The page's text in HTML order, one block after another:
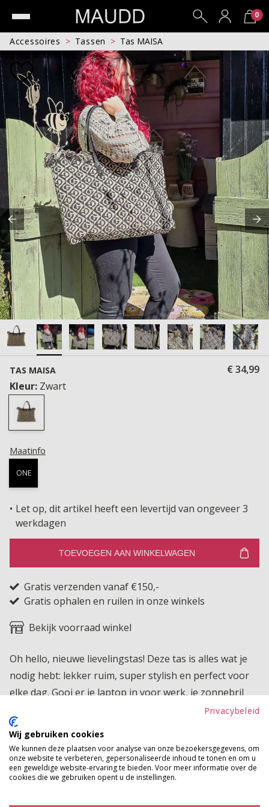
0
Accessoires Tassen Tas MAISA
TAS MAISA
€ 34,99
Kleur: Zwart
Maatinfo
ONE
Let op, dit artikel heeft een levertijd van ongeveer 3
werkdagen
TOEVOEGEN AAN WINKELWAGEN
Gratis verzenden vanaf €150,-
Gratis ophalen en ruilen in onze winkels
Bekijk voorraad winkel
Oh hello, nieuwe lievelingstas! Deze tas is alles wat je
nodig hebt: lekker ruim, super stylish en perfect voor
elke dag. Gooi er je laptop in voor werk, je zonnebril
voor het terras of al je strand essentials, deze beauty is
overal voor in!
Product kenmerken
Betaalinformatie
Privacybeleid
Wij gebruiken cookies
We kunnen deze plaatsen voor analyse van onze bezoekersgegevens, om
onze website te verbeteren, gepersonaliseerde inhoud te tonen en om u
een geweldige website-ervaring te bieden. Voor meer informatie over de
cookies die we gebruiken opent u de instellingen.